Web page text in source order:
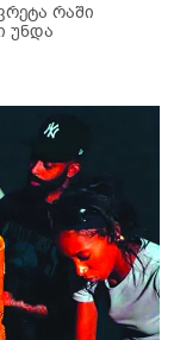
რაში
უნდა